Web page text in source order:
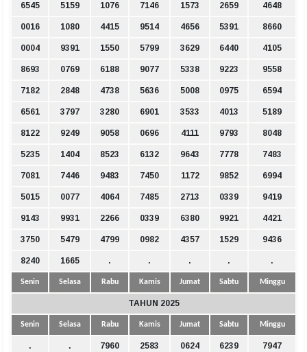
6545 5159 1076 7146 1573 2659 4648
0016 1080 4415 9514 4656 5391 8660
0004 9391 1550 5799 3629 6440 4105
8693 0769 6188 9077 5338 9223 9558
7182 2848 4738 5636 5008 0975 6594
6561 3797 3280 6901 3533 4013 5189
8122 9249 9058 0696 4111 9793 8048
5235 1404 8523 6132 9643 7778 7483
7081 7446 9483 7450 1172 9852 6994
5015 0077 4064 7485 2713 0339 9419
9143 9931 2266 0339 6380 9921 4421
3750 5479 4799 0982 4357 1529 9436
8240 1665 . . . . .
Senin Selasa Rabu Kamis Jumat Sabtu Minggu
TAHUN 2025
Senin Selasa Rabu Kamis Jumat Sabtu Minggu
. . 7960 2583 0624 6239 7947